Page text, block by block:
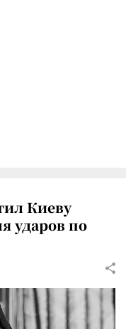
Киеву
ударов по